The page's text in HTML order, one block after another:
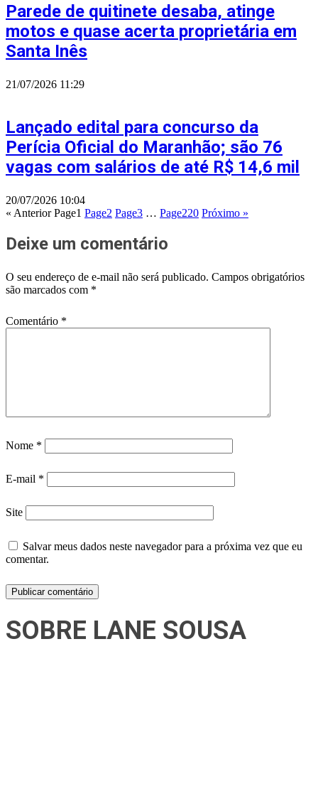
Parede de quitinete desaba, atinge
motos e quase acerta proprietária em
Santa Inês
21/07/2026 11:29
Lançado edital para concurso da
Perícia Oficial do Maranhão; são 76
vagas com salários de até R$ 14,6 mil
20/07/2026 10:04
« Anterior Page1 Page2 Page3 … Page220 Próximo »
Deixe um comentário
O seu endereço de e-mail não será publicado. Campos obrigatórios
são marcados com *
Comentário *
Nome *
E-mail *
Site
Salvar meus dados neste navegador para a próxima vez que eu
comentar.
SOBRE LANE SOUSA